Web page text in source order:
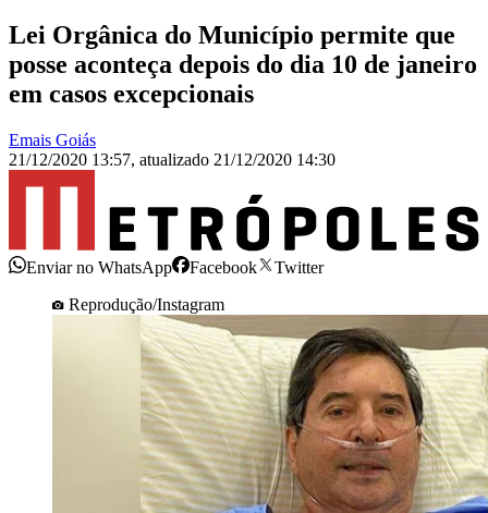
Lei Orgânica do Município permite que
posse aconteça depois do dia 10 de janeiro
em casos excepcionais
Emais Goiás
21/12/2020 13:57, atualizado 21/12/2020 14:30
Enviar no WhatsApp Facebook
Twitter
Reprodução/Instagram